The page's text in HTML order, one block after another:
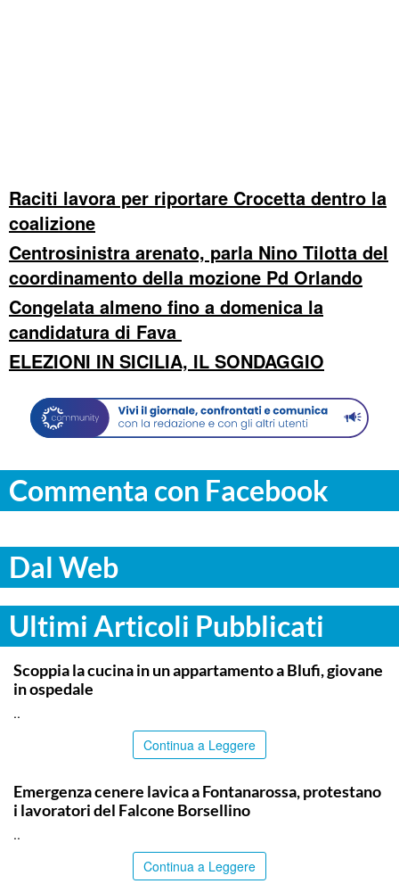
Raciti lavora per riportare Crocetta dentro la
coalizione
Centrosinistra arenato, parla Nino Tilotta del
coordinamento della mozione Pd Orlando
Congelata almeno fino a domenica la
candidatura di Fava
ELEZIONI IN SICILIA, IL SONDAGGIO
Commenta con Facebook
Dal Web
Ultimi Articoli Pubblicati
PALERMO
Scoppia la cucina in un appartamento a Blufi, giovane
in ospedale
..
Continua a Leggere
Emergenza cenere lavica a Fontanarossa, protestano
i lavoratori del Falcone Borsellino
..
Continua a Leggere